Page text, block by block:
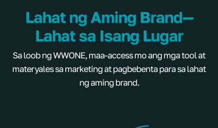
Lahat ng Aming Brand—
Lahat sa Isang Lugar
Sa loob ng WWONE, maa-access mo ang mga tool at
materyales sa marketing at pagbebenta para sa lahat
ng aming brand.